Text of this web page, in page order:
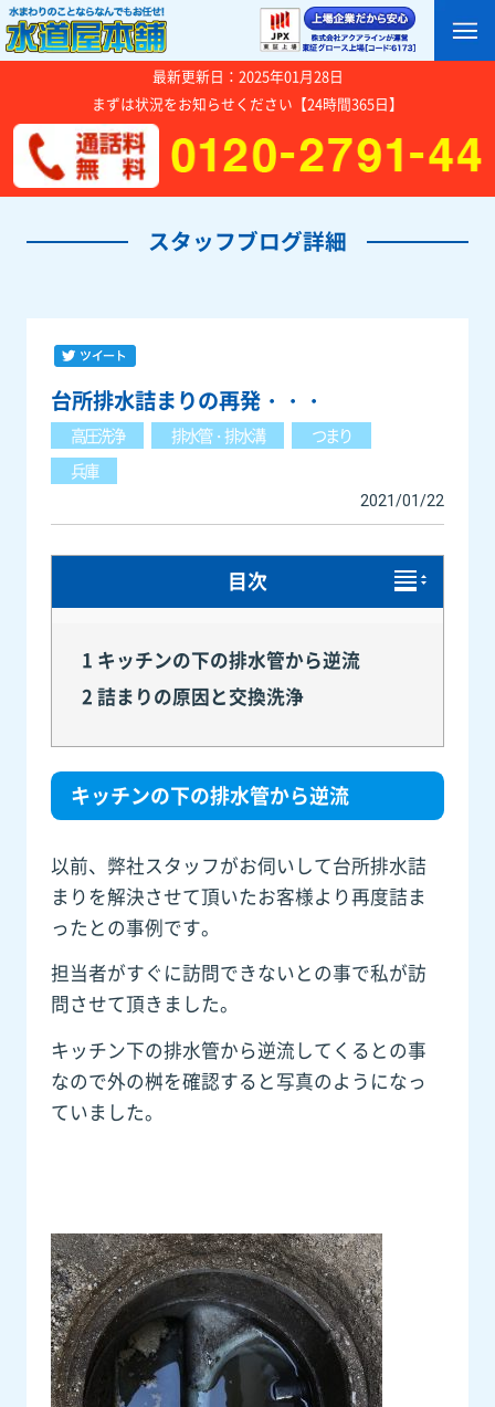
最新更新日：2025年01月28日
まずは状況をお知らせください【24時間365日】
スタッフブログ詳細
台所排水詰まりの再発・・・
高圧洗浄 排水管・排水溝
つまり
兵庫
2021/01/22
目次
1 キッチンの下の排水管から逆流
2 詰まりの原因と交換洗浄
キッチンの下の排水管から逆流
以前、弊社スタッフがお伺いして台所排水詰
まりを解決させて頂いたお客様より再度詰ま
ったとの事例です。
担当者がすぐに訪問できないとの事で私が訪
問させて頂きました。
キッチン下の排水管から逆流してくるとの事
なので外の桝を確認すると写真のようになっ
ていました。